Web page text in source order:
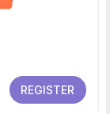
REGISTER